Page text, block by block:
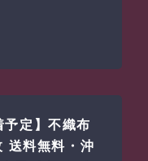
予定】不織布
送料無料・沖